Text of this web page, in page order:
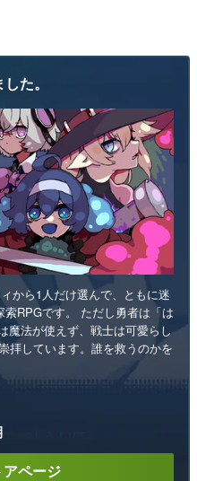
た。
から1人だけ選んで、ともに迷
RPGです。 ただし勇者は「は
魔法が使えず、戦士は可愛らし
拝しています。誰を救うのかを
ページ